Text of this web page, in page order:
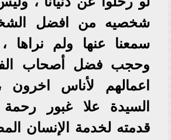
شخصيه من افضل
سمعنا عنها ولم نراها ،
وحجب فضل أصحاب
اعمالهم لأناس اخرون
السيدة علا غبور
قدمته لخدمة الإنسان